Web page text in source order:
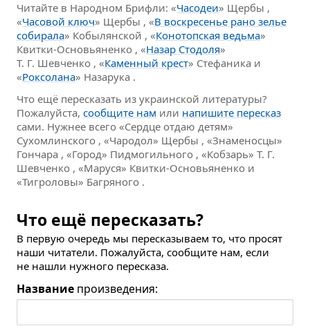
Читайте в Народном Брифли: «Часодеи» Щербы ,
«Часовой ключ» Щербы , «В воскресенье рано зелье
собирала» Кобылянской , «Конотопская ведьма»
Квитки-Основьяненко , «Назар Стодоля»
Т. Г. Шевченко , «Каменный крест» Стефаника и
«Роксолана» Назарука .
Что ещё пересказать из украинской литературы?
Пожалуйста, сообщите нам или напишите пересказ
сами. Нужнее всего «Сердце отдаю детям»
Сухомлинского , «Чародол» Щербы , «Знаменосцы»
Гончара , «Город» Пидмогильного , «Кобзарь» Т. Г.
Шевченко , «Маруся» Квитки-Основьяненко и
«Тигроловы» Багряного .
Что ещё пересказать?
В первую очередь мы пересказываем то, что просят
наши читатели. Пожалуйста, сообщите нам, если
не нашли нужного пересказа.
Название произведения: